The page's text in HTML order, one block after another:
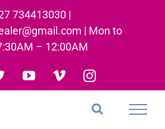
734413030 |
| Mon to
– 12:00AM
TwitterYouTubeVimeoInstagram